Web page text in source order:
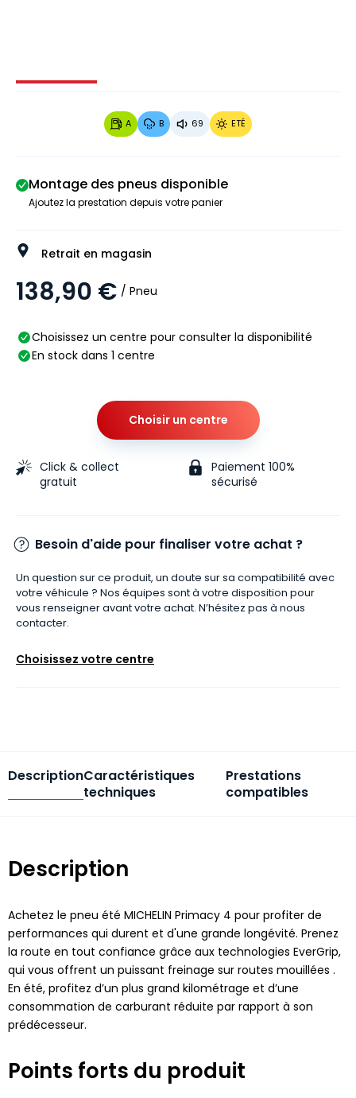
Image 1 sur 3
A B 69 ETÉ
Montage des pneus disponible
Ajoutez la prestation depuis votre panier
Retrait en magasin
138,90 € / Pneu
Choisissez un centre pour consulter la disponibilité
En stock dans 1 centre
Choisir un centre
Click & collect
gratuit
Paiement 100%
sécurisé
Besoin d'aide pour finaliser votre achat ?
Un question sur ce produit, un doute sur sa compatibilité avec
votre véhicule ? Nos équipes sont à votre disposition pour
vous renseigner avant votre achat. N’hésitez pas à nous
contacter.
Choisissez votre centre
DescriptionCaractéristiques
techniques
Prestations
compatibles
Description
Achetez le pneu été MICHELIN Primacy 4 pour profiter de
performances qui durent et d'une grande longévité. Prenez
la route en tout confiance grâce aux technologies EverGrip,
qui vous offrent un puissant freinage sur routes mouillées .
En été, profitez d’un plus grand kilométrage et d’une
consommation de carburant réduite par rapport à son
prédécesseur.
Points forts du produit